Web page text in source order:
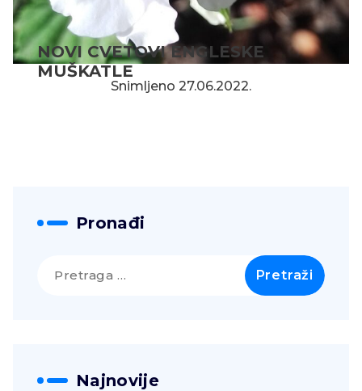
NOVI CVETOVI ENGLESKE
MUŠKATLE
Snimljeno 27.06.2022.
Pronađi
Najnovije